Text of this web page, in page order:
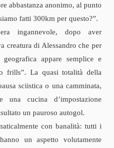
abbastanza anonimo, al punto
fatti 300km per questo?”.
ingannevole, dopo aver
creatura di Alessandro che per
appare semplice e
frills”. La quasi totalità della
sciistica o una camminata,
cucina d’impostazione
un pauroso autogol.
con banalità: tutti i
un aspetto volutamente